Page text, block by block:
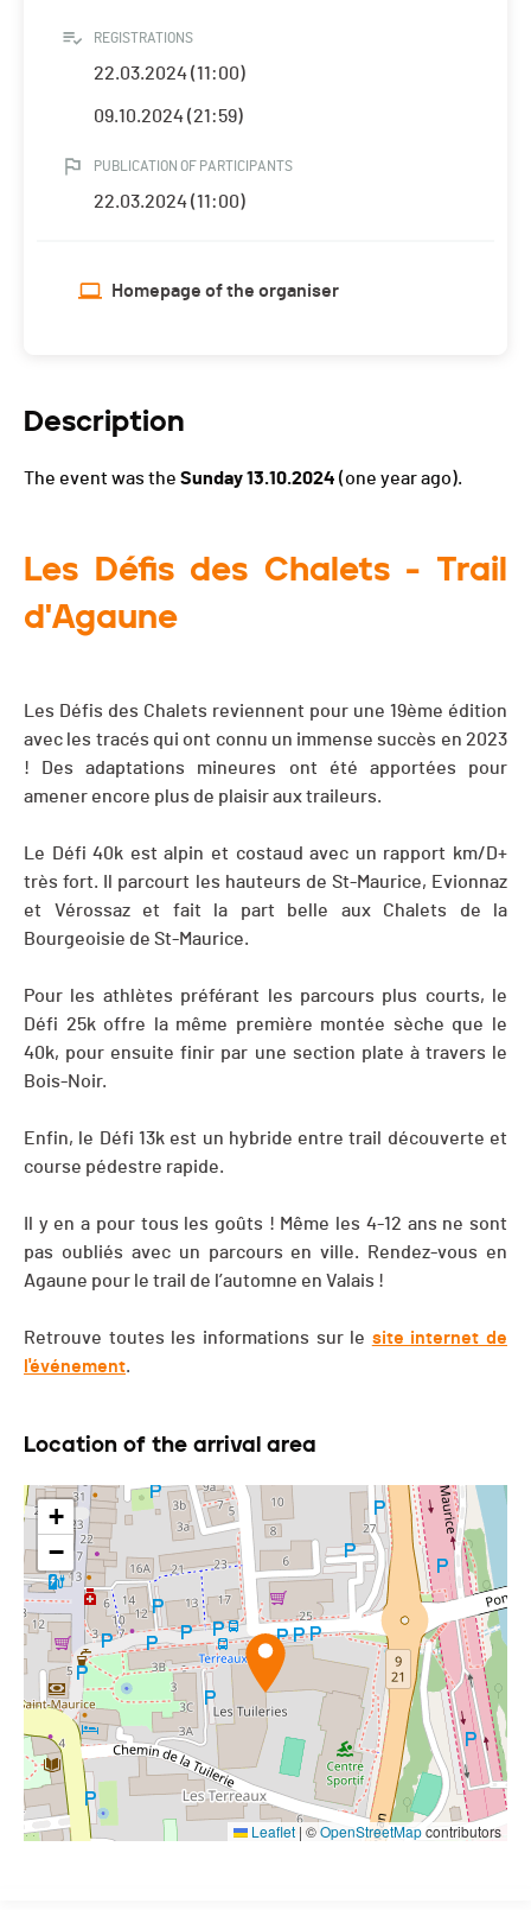
REGISTRATIONS
22.03.2024 (11:00)
09.10.2024 (21:59)
PUBLICATION OF PARTICIPANTS
22.03.2024 (11:00)
Homepage of the organiser
Description
The event was the Sunday 13.10.2024 (one year ago).
Les Défis des Chalets - Trail
d'Agaune
Les Défis des Chalets reviennent pour une 19ème édition
avec les tracés qui ont connu un immense succès en 2023
! Des adaptations mineures ont été apportées pour
amener encore plus de plaisir aux traileurs.
Le Défi 40k est alpin et costaud avec un rapport km/D+
très fort. Il parcourt les hauteurs de St-Maurice, Evionnaz
et Vérossaz et fait la part belle aux Chalets de la
Bourgeoisie de St-Maurice.
Pour les athlètes préférant les parcours plus courts, le
Défi 25k offre la même première montée sèche que le
40k, pour ensuite finir par une section plate à travers le
Bois-Noir.
Enfin, le Défi 13k est un hybride entre trail découverte et
course pédestre rapide.
Il y en a pour tous les goûts ! Même les 4-12 ans ne sont
pas oubliés avec un parcours en ville. Rendez-vous en
Agaune pour le trail de l’automne en Valais !
Retrouve toutes les informations sur le site internet de
l'événement.
Location of the arrival area
+
−
Leaflet | ©OpenStreetMapcontributors